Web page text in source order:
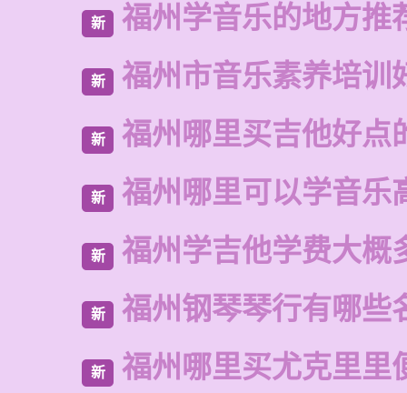
新 福州学音乐的地方推
新 福州市音乐素养培训
新 福州哪里买吉他好点
新 福州哪里可以学音乐
新 福州学吉他学费大概
新 福州钢琴琴行有哪些
新 福州哪里买尤克里里